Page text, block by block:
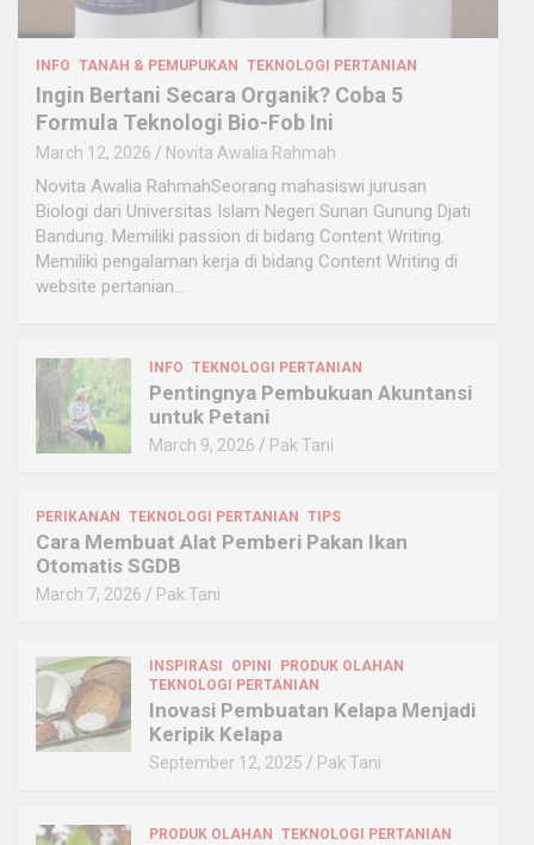
INFO TANAH & PEMUPUKAN TEKNOLOGI PERTANIAN
Ingin Bertani Secara Organik? Coba 5
Formula Teknologi Bio-Fob Ini
March 12, 2026 Novita Awalia Rahmah
Novita Awalia RahmahSeorang mahasiswi jurusan
Biologi dari Universitas Islam Negeri Sunan Gunung Djati
Bandung. Memiliki passion di bidang Content Writing.
Memiliki pengalaman kerja di bidang Content Writing di
website pertanian…
INFO TEKNOLOGI PERTANIAN
Pentingnya Pembukuan Akuntansi
untuk Petani
March 9, 2026 Pak Tani
PERIKANAN TEKNOLOGI PERTANIAN TIPS
Cara Membuat Alat Pemberi Pakan Ikan
Otomatis SGDB
March 7, 2026 Pak Tani
INSPIRASI OPINI
PRODUK OLAHAN
TEKNOLOGI PERTANIAN
Inovasi Pembuatan Kelapa Menjadi
Keripik Kelapa
September 12, 2025 Pak Tani
PRODUK OLAHAN TEKNOLOGI PERTANIAN